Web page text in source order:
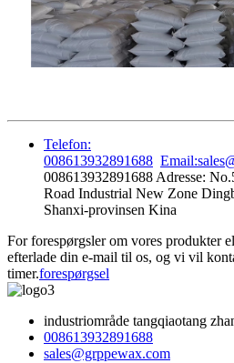
Telefon:
008613932891688
008613932891688 Adresse:
Road Industrial New Zone
Shanxi-provinsen Kina
For forespørgsler om vores produkter
efterlade din e-mail til os, og vi vil
timer.forespørgsel
industriområde tangqiaotang
008613932891688
sales@grppewax.com